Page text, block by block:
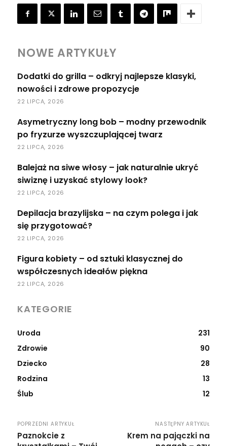
NOWE ARTYKUŁY
Dodatki do grilla – odkryj najlepsze klasyki,
nowości i zdrowe propozycje
22 LIPCA, 2026
Asymetryczny long bob – modny przewodnik
po fryzurze wyszczuplającej twarz
22 LIPCA, 2026
Balejaż na siwe włosy – jak naturalnie ukryć
siwiznę i uzyskać stylowy look?
22 LIPCA, 2026
Depilacja brazylijska – na czym polega i jak
się przygotować?
22 LIPCA, 2026
Figura kobiety – od sztuki klasycznej do
współczesnych ideałów piękna
22 LIPCA, 2026
KATEGORIE
Uroda
231
Zdrowie
90
Dziecko
28
Rodzina
13
Ślub
12
POPRZEDNI ARTYKUŁ
Paznokcie z
NASTĘPNY ARTYKUŁ
Krem na pajączki na